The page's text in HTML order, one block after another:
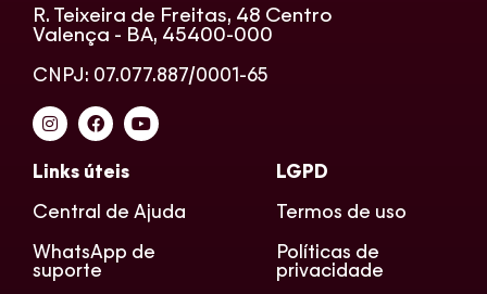
R. Teixeira de Freitas, 48 Centro
Valença - BA, 45400-000
CNPJ: 07.077.887/0001-65
Links úteis
Central de Ajuda
WhatsApp de
suporte
LGPD
Termos de uso
Políticas de
privacidade